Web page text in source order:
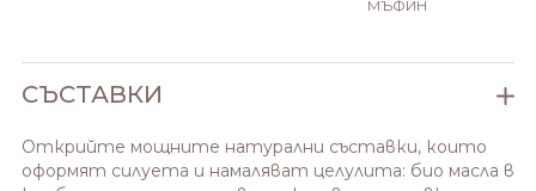
МЪФИН
СЪСТАВКИ
Открийте мощните натурални съставки, които
оформят силуета и намаляват целулита: био масла в